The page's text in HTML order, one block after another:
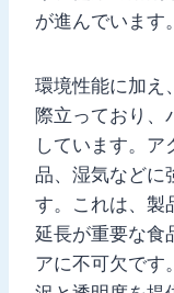
が進んでいます。
環境性能に加え
際立っており、
しています。ア
品、湿気などに
す。これは、製
延長が重要な食
アに不可欠です